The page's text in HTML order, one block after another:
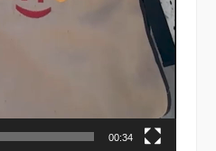
00:34